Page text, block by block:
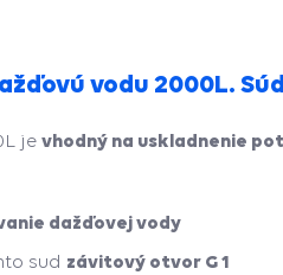
vodu 2000L.
je vhodný na uskladnenie
dažďovej vody
sud závitový otvor G 1